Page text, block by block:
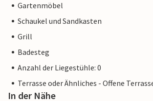
Gartenmöbel
Schaukel und Sandkasten
Grill
Badesteg
Anzahl der Liegestühle: 0
Terrasse oder Ähnliches - Offene
In der Nähe